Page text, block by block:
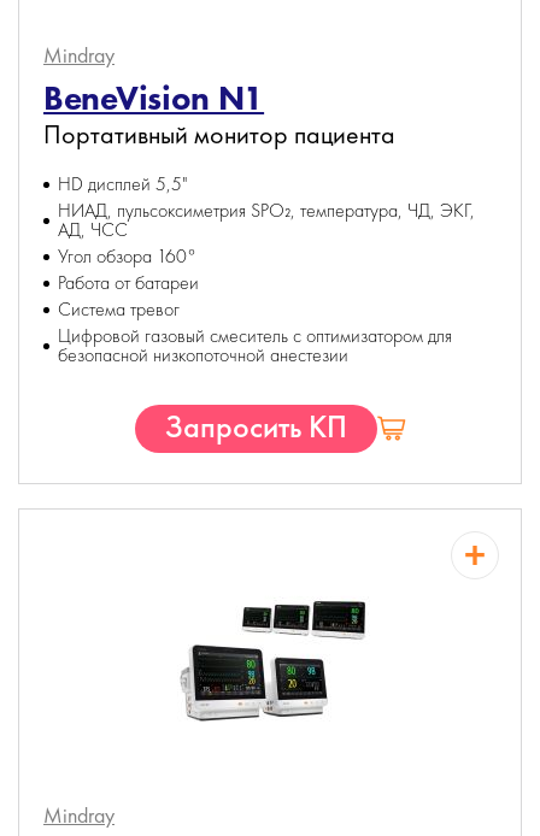
Mindray
BeneVision N1
Портативный монитор пациента
HD дисплей 5,5"
НИАД, пульсоксиметрия SPO₂, температура, ЧД, ЭКГ,
АД, ЧСС
Угол обзора 160°
Работа от батареи
Система тревог
Цифровой газовый смеситель с оптимизатором для
безопасной низкопоточной анестезии
Запросить КП
Mindray